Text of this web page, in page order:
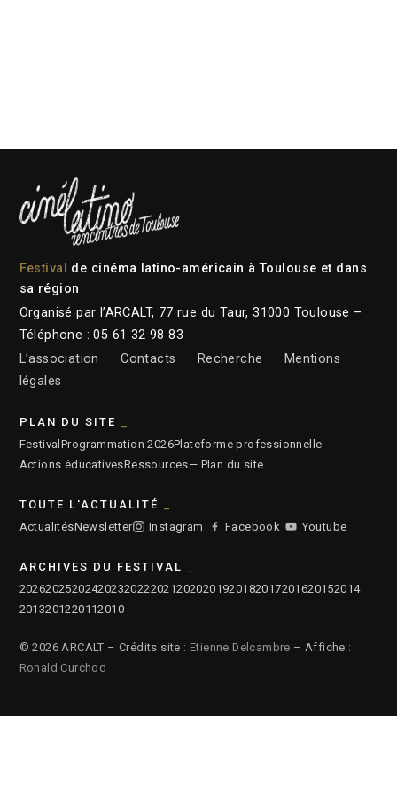
Festival
de cinéma latino-américain à Toulouse et dans
sa région
Organisé par l’ARCALT, 77 rue du Taur, 31000 Toulouse –
Téléphone : 05 61 32 98 83
L’association
Contacts Recherche
Mentions
légales
PLAN DU SITE
Festival Programmation 2026Plateforme professionnelle
Actions éducativesRessources— Plan du site
TOUTE L'ACTUALITÉ
ActualitésNewsletter Instagram Facebook Youtube
ARCHIVES DU FESTIVAL
2026202520242023202220212020201920182017201620152014
2013201220112010
© 2026 ARCALT – Crédits site : Etienne Delcambre – Affiche :
Ronald Curchod